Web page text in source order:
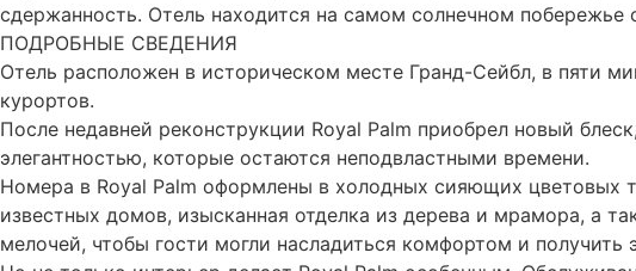
сдержанность. Отель находится на самом солнечном
ПОДРОБНЫЕ СВЕДЕНИЯ
Отель расположен в историческом месте Гранд-Сейбл, в пяти
курортов.
После недавней реконструкции Royal Palm приобрел новый
элегантностью, которые остаются неподвластными времени.
Номера в Royal Palm оформлены в холодных сияющих цветовых
известных домов, изысканная отделка из дерева и мрамора, а
мелочей, чтобы гости могли насладиться комфортом и получить